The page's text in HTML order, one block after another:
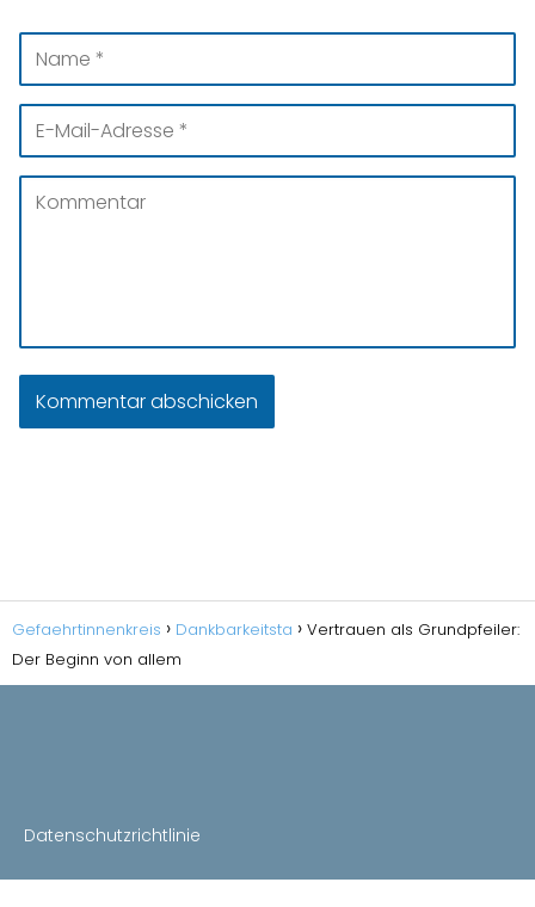
Gefaehrtinnenkreis Dankbarkeitsta
Vertrauen als Grundpfeiler:
Der Beginn von allem
Datenschutzrichtlinie